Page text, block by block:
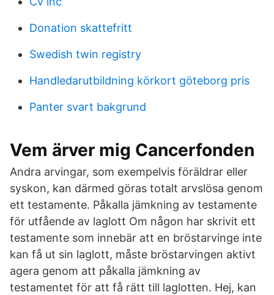
Donation skattefritt
Swedish twin registry
Handledarutbildning körkort göteborg pris
Panter svart bakgrund
Vem ärver mig Cancerfonden
Andra arvingar, som exempelvis föräldrar eller
syskon, kan därmed göras totalt arvslösa genom
ett testamente. Påkalla jämkning av testamente
för utfående av laglott Om någon har skrivit ett
testamente som innebär att en bröstarvinge inte
kan få ut sin laglott, måste bröstarvingen aktivt
agera genom att påkalla jämkning av
testamentet för att få rätt till laglotten. Hej, kan